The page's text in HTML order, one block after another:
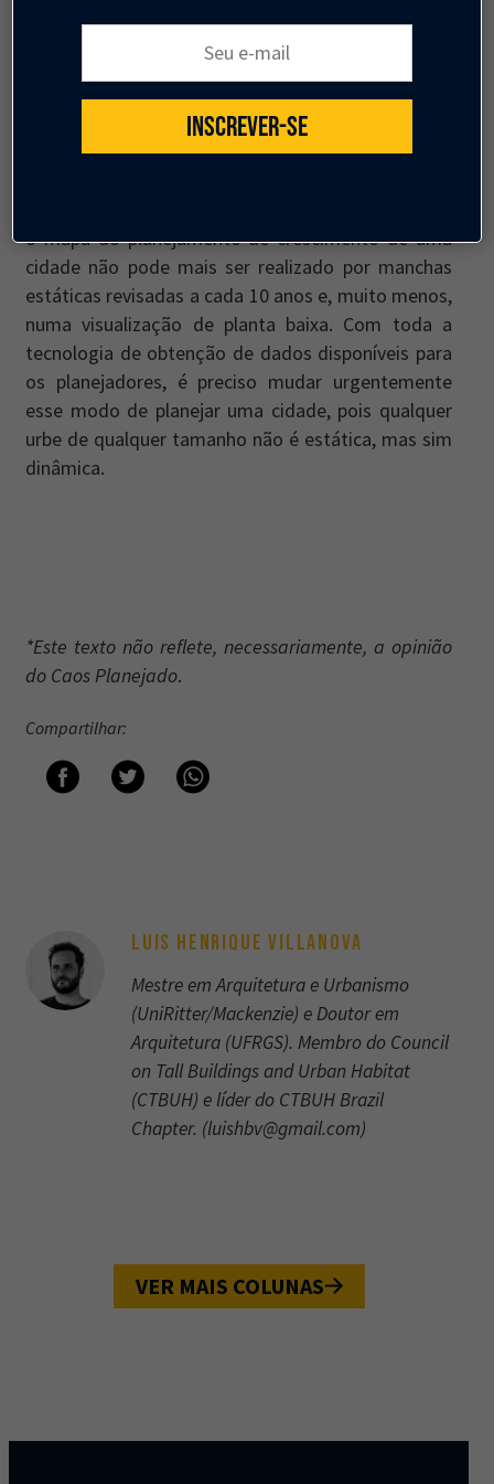
o mercado/crescimento construtivo estaria se
adaptando conforme o movimento de
disponibilidade e oferta.
Pois bem, sei que não é simples como descrevi e
o mapa do planejamento de crescimento de uma
cidade não pode mais ser realizado por manchas
estáticas revisadas a cada 10 anos e, muito menos,
numa visualização de planta baixa. Com toda a
tecnologia de obtenção de dados disponíveis para
os planejadores, é preciso mudar urgentemente
esse modo de planejar uma cidade, pois qualquer
urbe de qualquer tamanho não é estática, mas sim
dinâmica.
*Este texto não reflete, necessariamente, a opinião
do Caos Planejado.
Compartilhar:
LUIS HENRIQUE VILLANOVA
Mestre em Arquitetura e Urbanismo
(UniRitter/Mackenzie) e Doutor em
Arquitetura (UFRGS). Membro do Council
on Tall Buildings and Urban Habitat
(CTBUH) e líder do CTBUH Brazil
Chapter. (luishbv@gmail.com)
VER MAIS COLUNAS
INSCREVER-SE